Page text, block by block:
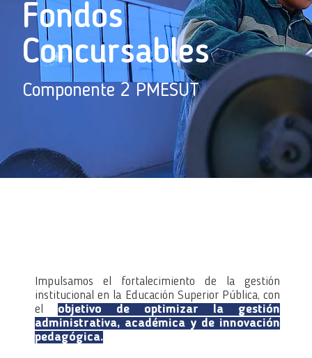
Fondos
Concursables
Componente 2 PMESUT
Impulsamos el fortalecimiento de la gestión
institucional en la Educación Superior Pública, con
el objetivo de optimizar la gestión
administrativa, académica y de innovación
pedagógica.